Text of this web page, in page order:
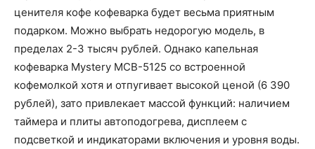
ценителя кофе кофеварка будет весьма приятным
подарком. Можно выбрать недорогую модель, в
пределах 2-3 тысяч рублей. Однако капельная
кофеварка Mystery MCB-5125 со встроенной
кофемолкой хотя и отпугивает высокой ценой (6 390
рублей), зато привлекает массой функций: наличием
таймера и плиты автоподогрева, дисплеем с
подсветкой и индикаторами включения и уровня воды.